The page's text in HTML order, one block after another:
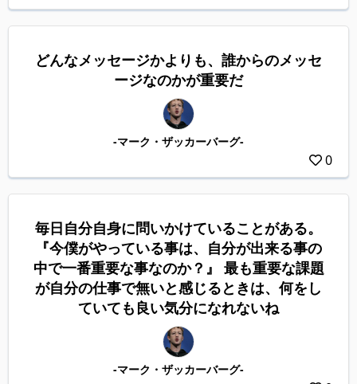
0
どんなメッセージかよりも、誰からのメッセ
ージなのかが重要だ
-マーク・ザッカーバーグ-
毎日自分自身に問いかけていることがある。
『今僕がやっている事は、自分が出来る事の
中で一番重要な事なのか？』 最も重要な課題
が自分の仕事で無いと感じるときは、何をし
ていても良い気分になれないね
-マーク・ザッカーバーグ-